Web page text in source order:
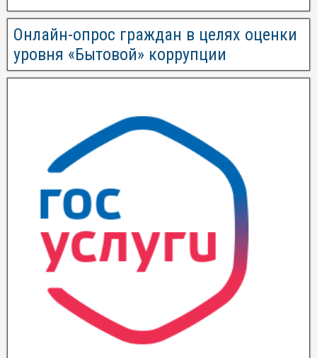
Онлайн-опрос граждан в целях оценки
уровня «Бытовой» коррупции